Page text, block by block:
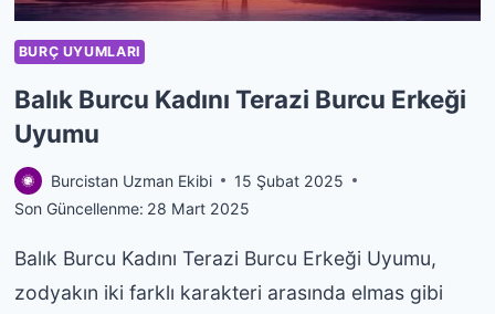
BURÇ UYUMLARI
Balık Burcu Kadını Terazi Burcu Erkeği
Uyumu
Burcistan Uzman Ekibi
15 Şubat 2025
Son Güncellenme: 28 Mart 2025
Balık Burcu Kadını Terazi Burcu Erkeği Uyumu,
zodyakın iki farklı karakteri arasında elmas gibi